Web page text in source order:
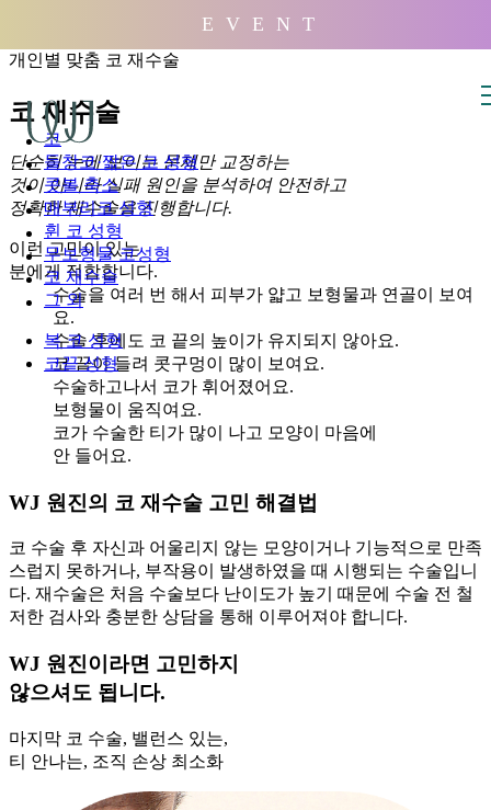
코
들창코·짧은 코 성형
콧볼 축소
매부리코 성형
휜 코 성형
무보형물 코성형
코 재수술
그 외
복 코 성형
코끝 성형
개인별 맞춤 코 재수술
코 재수술
단순히 눈에 보이는 문제만 교정하는
것이 아니라 실패 원인을 분석하여 안전하고
정확한 재수술을 진행합니다.
이런 고민이 있는
분에게 적합합니다.
수술을 여러 번 해서 피부가 얇고 보형물과 연골이 보여
요.
수술 후에도 코 끝의 높이가 유지되지 않아요.
코 끝이 들려 콧구멍이 많이 보여요.
수술하고나서 코가 휘어졌어요.
보형물이 움직여요.
코가 수술한 티가 많이 나고 모양이 마음에
안 들어요.
WJ 원진의 코 재수술 고민 해결법
코 수술 후 자신과 어울리지 않는 모양이거나 기능적으로 만족
스럽지 못하거나, 부작용이 발생하였을 때 시행되는 수술입니
다. 재수술은 처음 수술보다 난이도가 높기 때문에 수술 전 철
저한 검사와 충분한 상담을 통해 이루어져야 합니다.
WJ 원진이라면 고민하지
않으셔도 됩니다.
마지막 코 수술, 밸런스 있는,
티 안나는, 조직 손상 최소화
E V E N T